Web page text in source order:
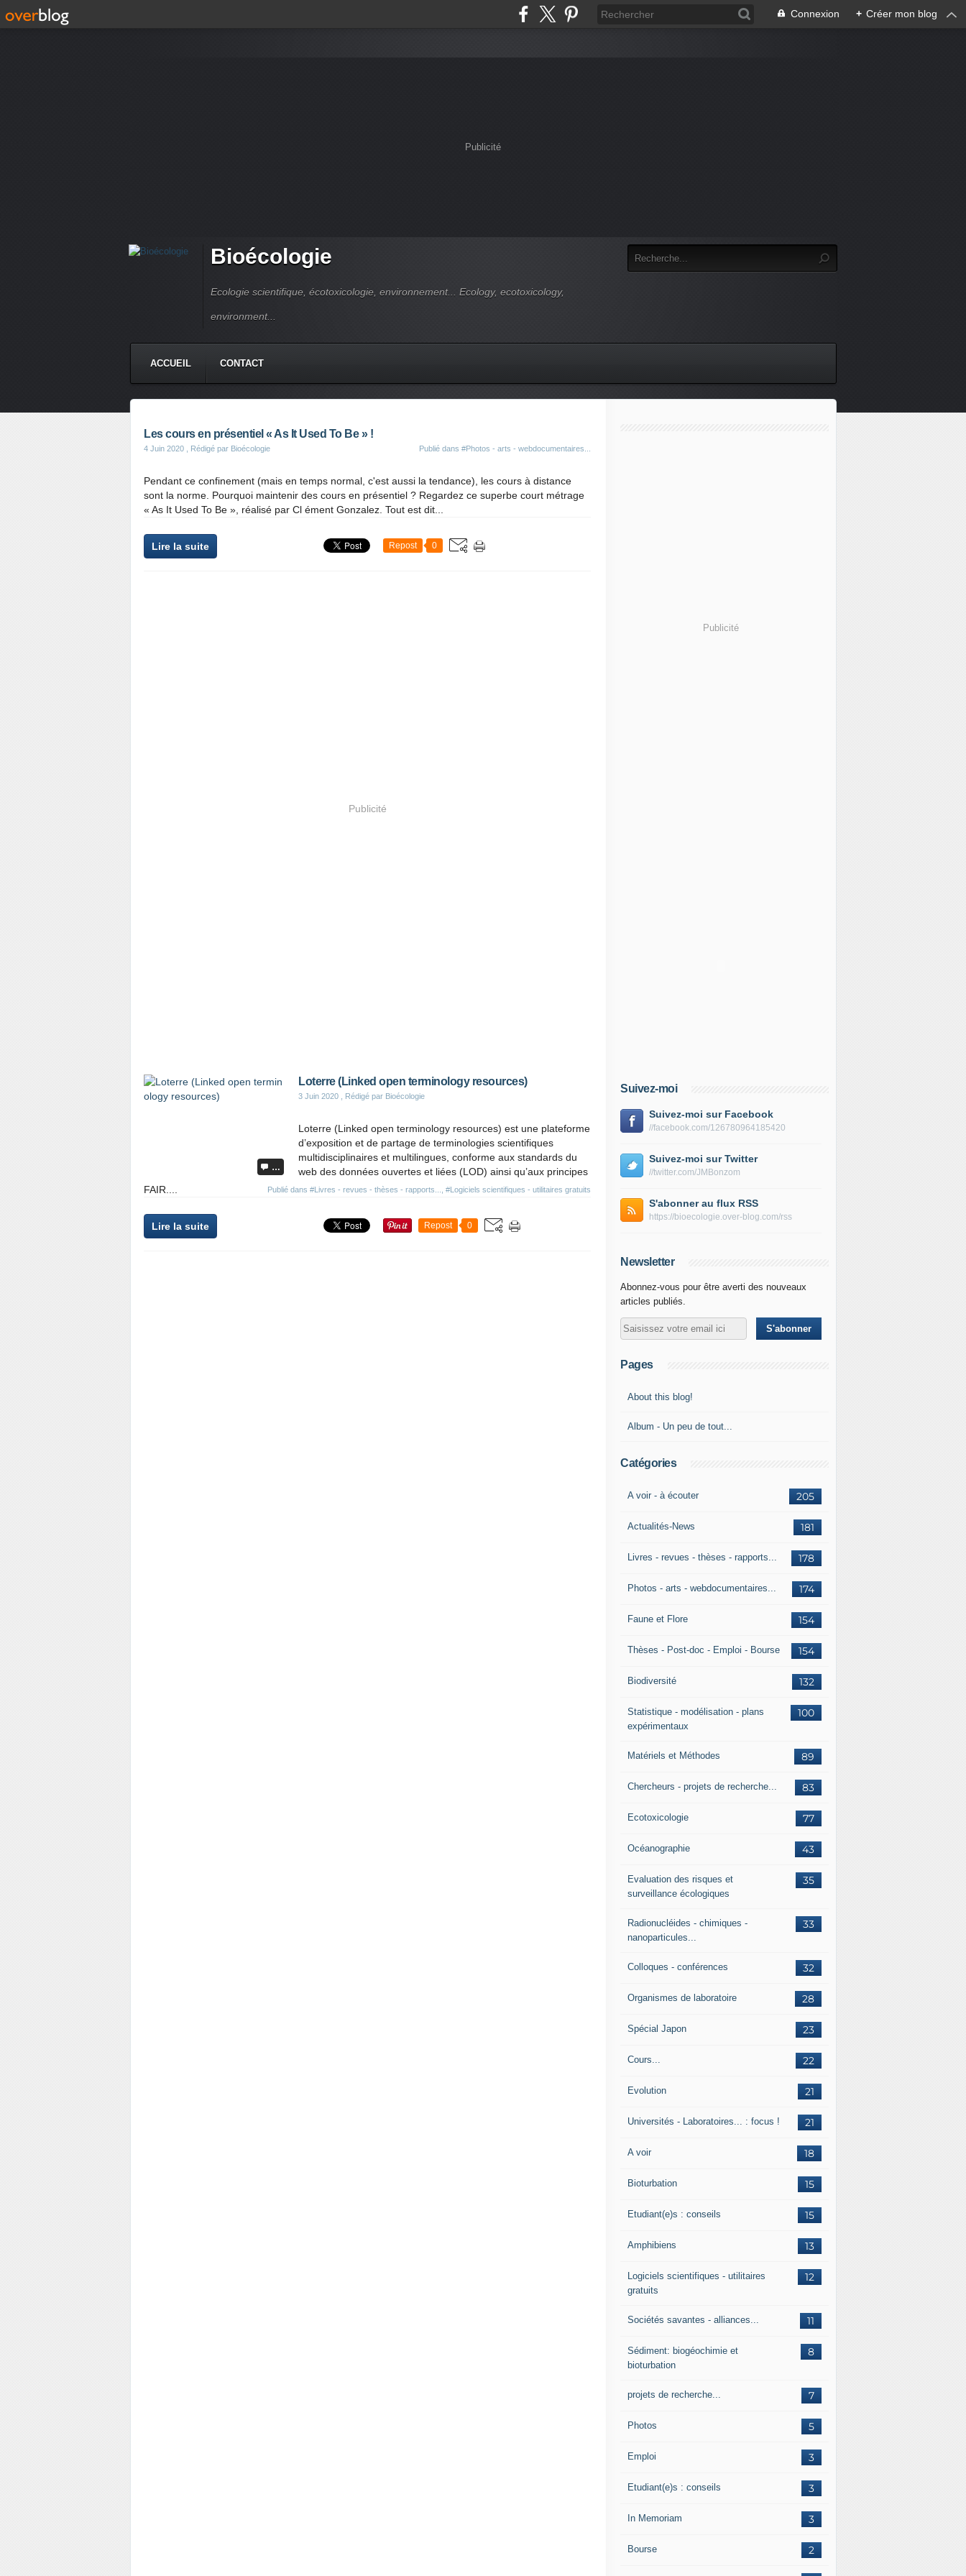
Connexion + Créer mon blog
Publicité
Bioécologie
Ecologie scientifique, écotoxicologie, environnement... Ecology, ecotoxicology,
environment...
ACCUEIL CONTACT
Les cours en présentiel « As It Used To Be » !
4 Juin 2020 , Rédigé par Bioécologie Publié dans #Photos - arts - webdocumentaires...
Pendant ce confinement (mais en temps normal, c'est aussi la tendance), les cours à distance
sont la norme. Pourquoi maintenir des cours en présentiel ? Regardez ce superbe court métrage
« As It Used To Be », réalisé par Cl ément Gonzalez. Tout est dit...
Lire la suite Repost 0
Publicité
…
Loterre (Linked open terminology resources)
3 Juin 2020 , Rédigé par Bioécologie
Publié dans #Livres - revues - thèses - rapports... #Logiciels scientifiques - utilitaires gratuits
Loterre (Linked open terminology resources) est une plateforme
d’exposition et de partage de terminologies scientifiques
multidisciplinaires et multilingues, conforme aux standards du
web des données ouvertes et liées (LOD) ainsi qu’aux principes
FAIR....
Lire la suite Repost 0
Publicité
Suivez-moi
Suivez-moi sur Facebook
//facebook.com/126780964185420
Suivez-moi sur Twitter
//twitter.com/JMBonzom
S'abonner au flux RSS
https://bioecologie.over-blog.com/rss
Newsletter
Abonnez-vous pour être averti des nouveaux
articles publiés.
Pages
About this blog!
Album - Un peu de tout...
Catégories
205
A voir - à écouter
181
Actualités-News
178
Livres - revues - thèses - rapports...
174
Photos - arts - webdocumentaires...
154
Faune et Flore
154
Thèses - Post-doc - Emploi - Bourse
132
Biodiversité
100
Statistique - modélisation - plans
expérimentaux
89
Matériels et Méthodes
83
Chercheurs - projets de recherche...
77
Ecotoxicologie
43
Océanographie
35
Evaluation des risques et
surveillance écologiques
33
Radionucléides - chimiques -
nanoparticules...
32
Colloques - conférences
28
Organismes de laboratoire
23
Spécial Japon
22
Cours...
21
Evolution
21
Universités - Laboratoires... : focus !
18
A voir
15
Bioturbation
15
Etudiant(e)s : conseils
13
Amphibiens
12
Logiciels scientifiques - utilitaires
gratuits
11
Sociétés savantes - alliances...
8
Sédiment: biogéochimie et
bioturbation
7
projets de recherche...
5
Photos
3
Emploi
3
Etudiant(e)s : conseils
3
In Memoriam
2
Bourse